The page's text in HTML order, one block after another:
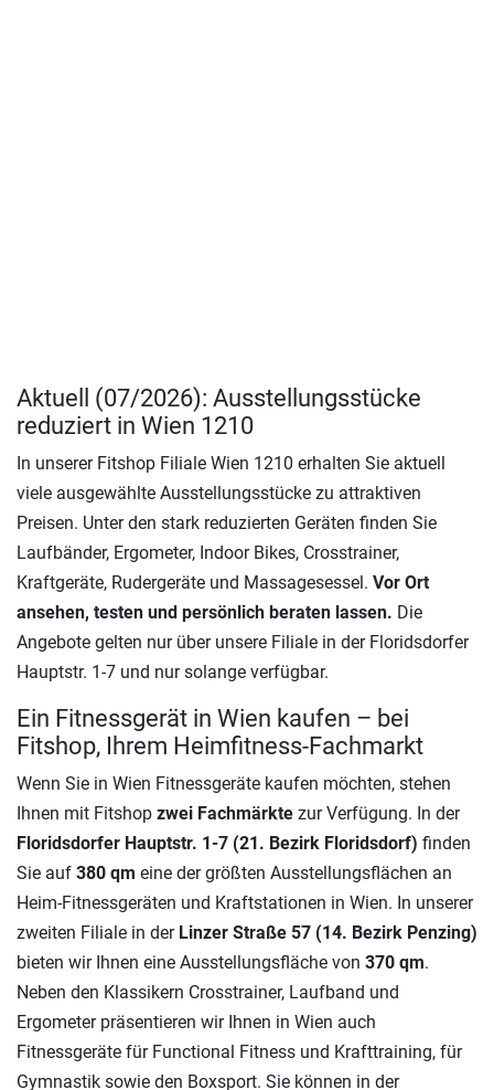
Aktuell (07/2026): Ausstellungsstücke
reduziert in Wien 1210
In unserer Fitshop Filiale Wien 1210 erhalten Sie aktuell
viele ausgewählte Ausstellungsstücke zu attraktiven
Preisen. Unter den stark reduzierten Geräten finden Sie
Laufbänder, Ergometer, Indoor Bikes, Crosstrainer,
Kraftgeräte, Rudergeräte und Massagesessel. Vor Ort
ansehen, testen und persönlich beraten lassen. Die
Angebote gelten nur über unsere Filiale in der Floridsdorfer
Hauptstr. 1-7 und nur solange verfügbar.
Ein Fitnessgerät in Wien kaufen – bei
Fitshop, Ihrem Heimfitness-Fachmarkt
Wenn Sie in Wien Fitnessgeräte kaufen möchten, stehen
Ihnen mit Fitshop zwei Fachmärkte zur Verfügung. In der
Floridsdorfer Hauptstr. 1-7 (21. Bezirk Floridsdorf) finden
Sie auf 380 qm eine der größten Ausstellungsflächen an
Heim-Fitnessgeräten und Kraftstationen in Wien. In unserer
zweiten Filiale in der Linzer Straße 57 (14. Bezirk Penzing)
bieten wir Ihnen eine Ausstellungsfläche von 370 qm.
Neben den Klassikern Crosstrainer, Laufband und
Ergometer präsentieren wir Ihnen in Wien auch
Fitnessgeräte für Functional Fitness und Krafttraining, für
Gymnastik sowie den Boxsport. Sie können in der